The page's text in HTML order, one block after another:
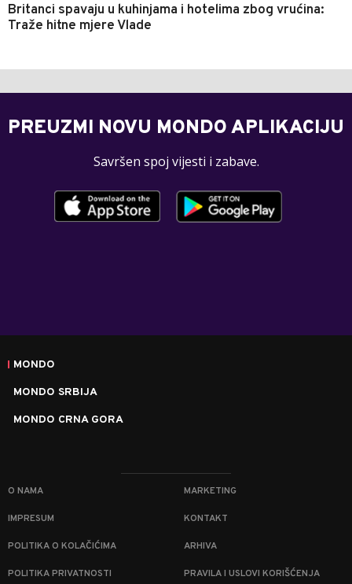
Britanci spavaju u kuhinjama i hotelima zbog vrućina:
Traže hitne mjere Vlade
PREUZMI NOVU MONDO APLIKACIJU
Savršen spoj vijesti i zabave.
MONDO
MONDO SRBIJA
MONDO CRNA GORA
O NAMA MARKETING
IMPRESUM KONTAKT
POLITIKA O KOLAČIĆIMA ARHIVA
POLITIKA PRIVATNOSTI PRAVILA I USLOVI KORIŠĆENJA